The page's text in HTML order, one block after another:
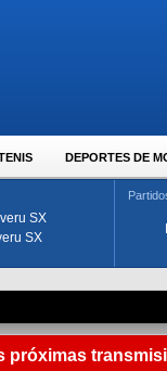
DEPORTES DE
SX
SX
próximas